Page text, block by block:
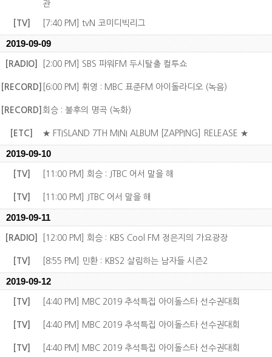
관
[TV] [7:40 PM] tvN 코미디빅리그
2019-09-09
[RADIO] [2:00 PM] SBS 파워FM 두시탈출 컬투쇼
[RECORD] [6:00 PM] 휘영 : MBC 표준FM 아이돌라디오 (녹음)
[RECORD] 회승 : 불후의 명곡 (녹화)
[ETC] ★ FTISLAND 7TH MINI ALBUM [ZAPPING] RELEASE ★
2019-09-10
[TV] [11:00 PM] 회승 : JTBC 어서 말을 해
[TV] [11:00 PM] JTBC 어서 말을 해
2019-09-11
[RADIO] [12:00 PM] 회승 : KBS Cool FM 정은지의 가요광장
[TV] [8:55 PM] 민환 : KBS2 살림하는 남자들 시즌2
2019-09-12
[TV] [4:40 PM] MBC 2019 추석특집 아이돌스타 선수권대회
[TV] [4:40 PM] MBC 2019 추석특집 아이돌스타 선수권대회
[TV] [4:40 PM] MBC 2019 추석특집 아이돌스타 선수권대회